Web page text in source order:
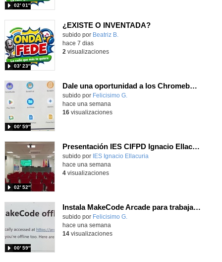
02′ 01″
¿EXISTE O INVENTADA?
Contenido educativo.
subido por Beatriz B.
03′ 23″
hace 7 dias
2 visualizaciones
Dale una oportunidad a los Chromebooks y utiliza un proyector para realizar talleres si no tienes pantallas táctiles
Contenido educativo.
subido por Felicisimo G.
00′ 59″
hace una semana
16visualizaciones
Presentación IES CIFPD Ignacio Ellacuría
Contenido educativo.
subido por IES Ignacio Ellacuria
02′ 52″
hace una semana
4visualizaciones
Instala MakeCode Arcade para trabajar offline en tu tablet, ordenador, Chromebook
Contenido educativo.
subido por Felicisimo G.
00′ 59″
hace una semana
14visualizaciones